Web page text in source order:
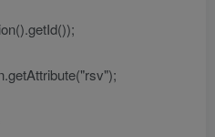
"rsv");